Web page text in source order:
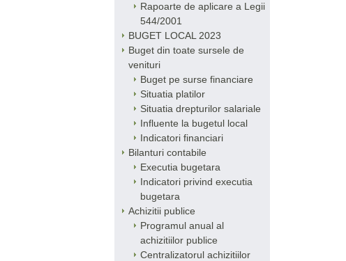
Rapoarte de aplicare a Legii
544/2001
BUGET LOCAL 2023
Buget din toate sursele de
venituri
Buget pe surse financiare
Situatia platilor
Situatia drepturilor salariale
Influente la bugetul local
Indicatori financiari
Bilanturi contabile
Executia bugetara
Indicatori privind executia
bugetara
Achizitii publice
Programul anual al
achizitiilor publice
Centralizatorul achizitiilor